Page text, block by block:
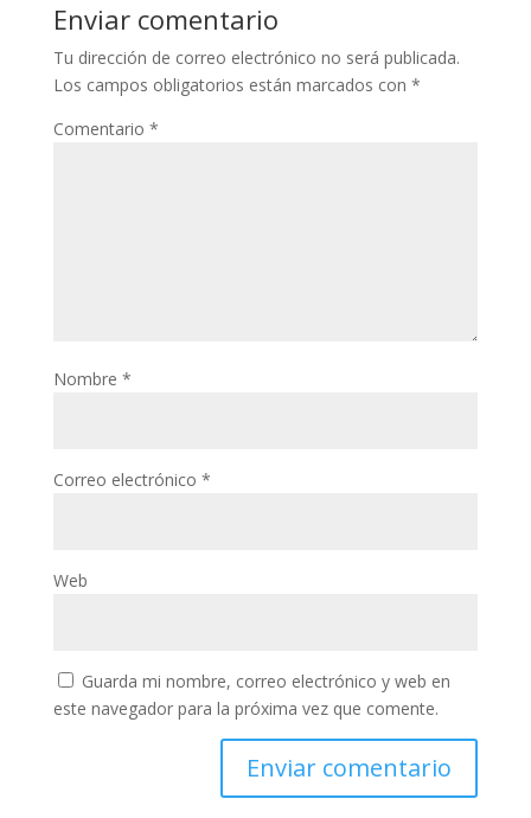
Enviar comentario
Tu dirección de correo electrónico no será publicada.
Los campos obligatorios están marcados con *
Comentario *
Nombre *
Correo electrónico *
Web
Guarda mi nombre, correo electrónico y web en
este navegador para la próxima vez que comente.